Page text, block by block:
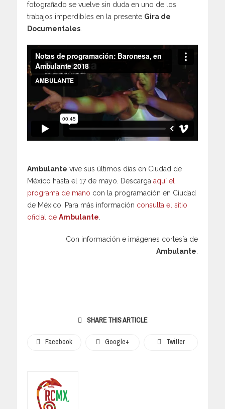
fotografiado se vuelve sin duda en uno de los
trabajos imperdibles en la presente Gira de
Documentales
Ambulante vive sus últimos días en Ciudad de
México hasta el 17 de mayo. Descarga aquí el
programa de mano con la programación en Ciudad
de México. Para más información consulta el sitio
oficial de Ambulante.
Con información e imágenes cortesía de
Ambulante.
SHARE THIS ARTICLE
Facebook Google+ Twitter